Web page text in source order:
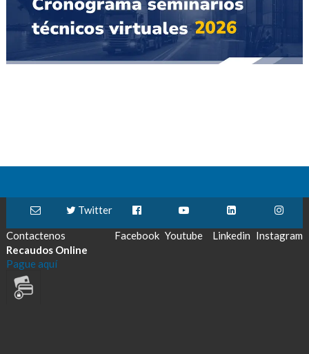
Contactenos
Twitter
Facebook Youtube Linkedin Instagram
Recaudos Online
Pague aquí